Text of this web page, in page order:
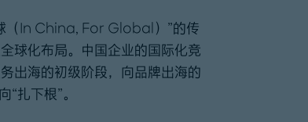
（In China, For Global）”的传
球化布局。中国企业的国际化竞
出海的初级阶段，向品牌出海的
扎下根”。